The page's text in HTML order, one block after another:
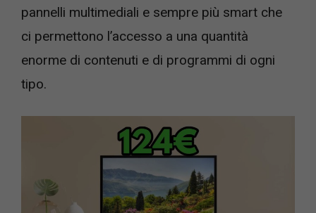
pannelli multimediali e sempre più smart che
ci permettono l’accesso a una quantità
enorme di contenuti e di programmi di ogni
tipo.